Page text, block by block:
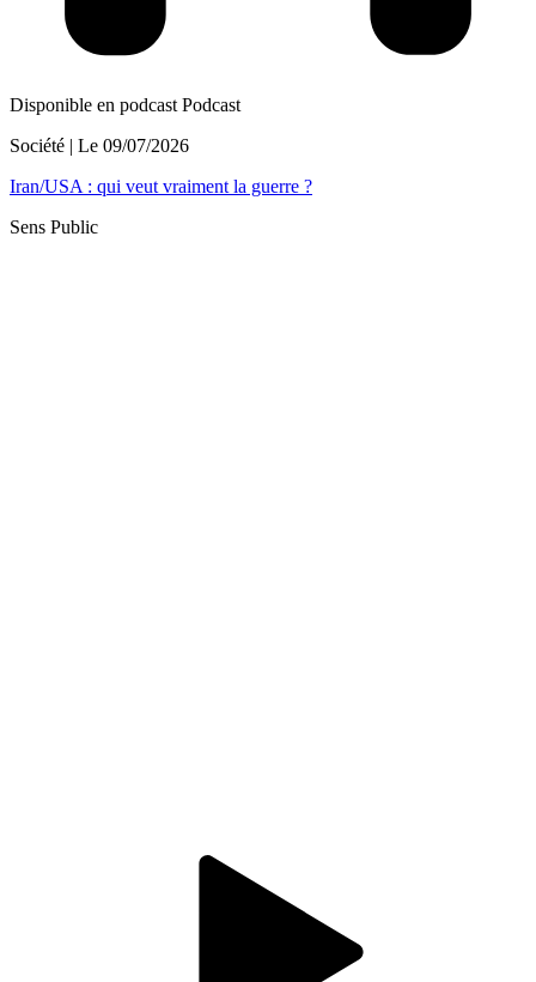
Disponible en podcast Podcast
Société | Le 09/07/2026
Iran/USA : qui veut vraiment la guerre ?
Sens Public